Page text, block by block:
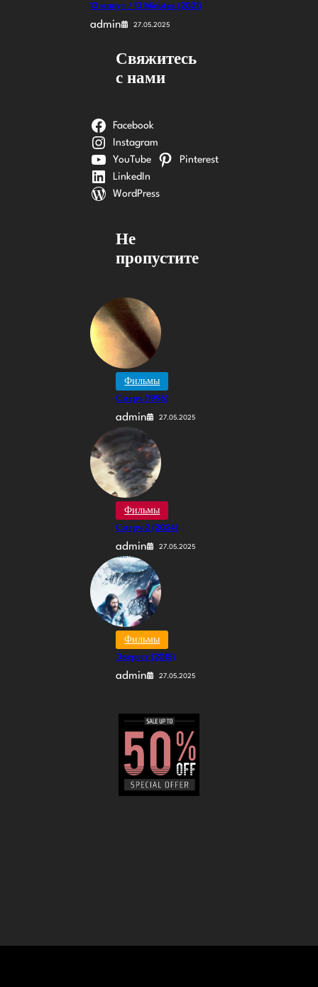
13 минут / 13 Minutes (2021)
admin 27.05.2025
Свяжитесь
с нами
Facebook
Instagram
YouTube
Pinterest
LinkedIn
WordPress
Не
пропустите
Фильмы
Смерч (1996)
admin 27.05.2025
Фильмы
Смерч 2 (2024)
admin 27.05.2025
Фильмы
Эверест (2015)
admin 27.05.2025